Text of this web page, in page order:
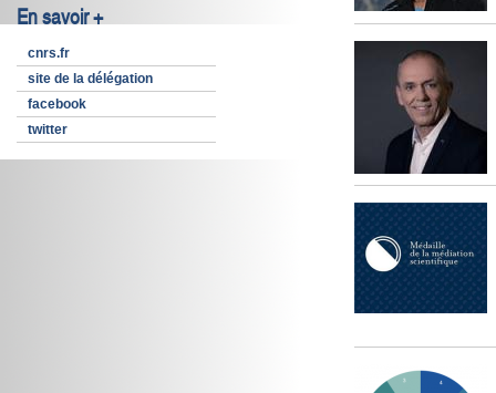
En savoir +
cnrs.fr
site de la délégation
facebook
twitter